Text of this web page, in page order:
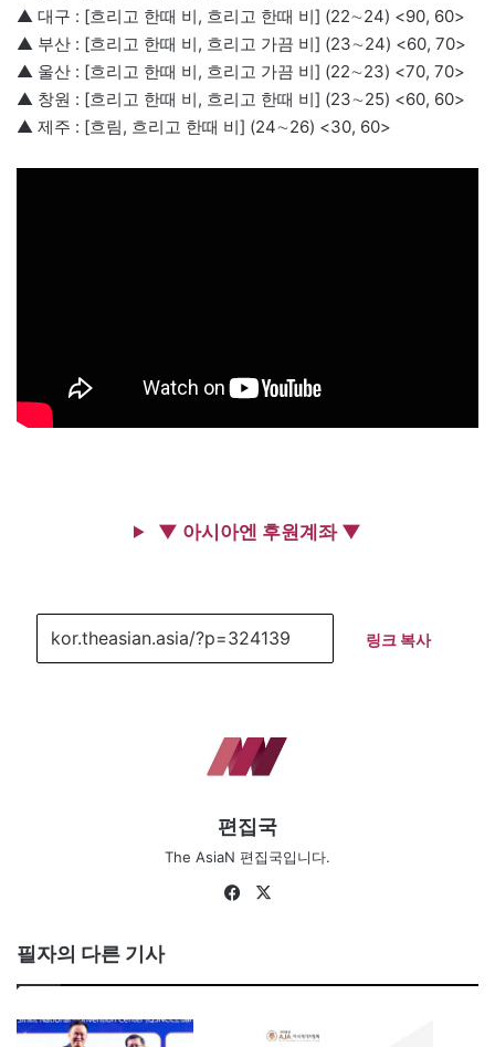
▲ 대구 : [흐리고 한때 비, 흐리고 한때 비] (22∼24) <90, 60>
▲ 부산 : [흐리고 한때 비, 흐리고 가끔 비] (23∼24) <60, 70>
▲ 울산 : [흐리고 한때 비, 흐리고 가끔 비] (22∼23) <70, 70>
▲ 창원 : [흐리고 한때 비, 흐리고 한때 비] (23∼25) <60, 60>
▲ 제주 : [흐림, 흐리고 한때 비] (24∼26) <30, 60>
▼ 아시아엔 후원계좌 ▼
링크 복사
편집국
The AsiaN 편집국입니다.
Fa
필자의 다른 기사